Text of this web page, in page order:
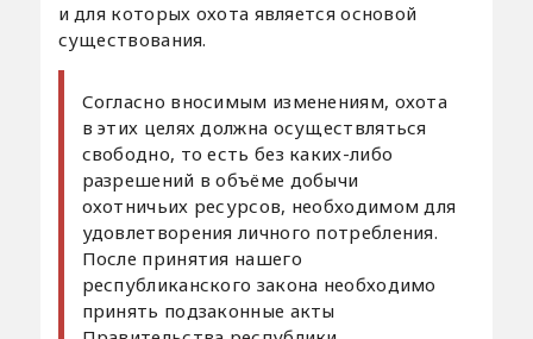
и для которых охота является основой
существования.
Согласно вносимым изменениям, охота
в этих целях должна осуществляться
свободно, то есть без каких-либо
разрешений в объёме добычи
охотничьих ресурсов, необходимом для
удовлетворения личного потребления.
После принятия нашего
республиканского закона необходимо
принять подзаконные акты